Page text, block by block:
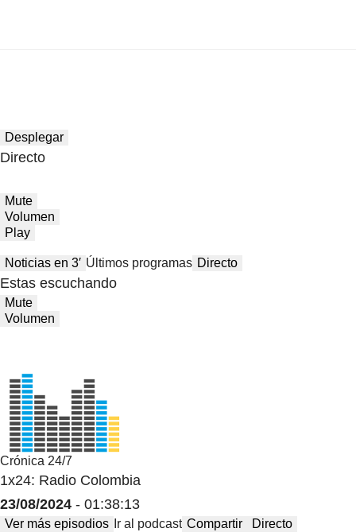
Desplegar
Directo
Mute
Volumen
Play
Noticias en 3′ Últimos programas Directo
Estas escuchando
Mute
Volumen
Crónica 24/7
1x24: Radio Colombia
23/08/2024 - 01:38:13
Ver más episodios Ir al podcast Compartir Directo